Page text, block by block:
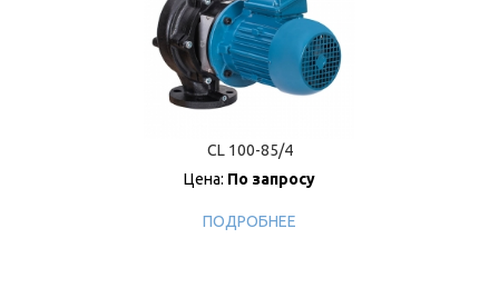
CL 100-85/4
Цена: По запросу
ПОДРОБНЕЕ